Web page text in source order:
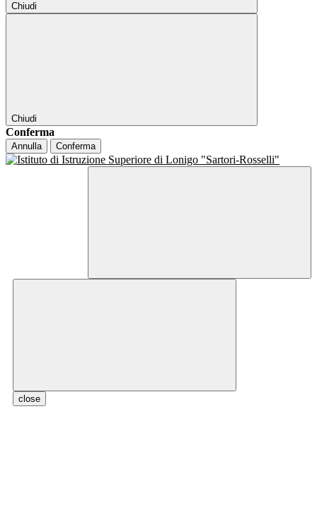
Chiudi
Chiudi
Conferma
Annulla Conferma
close